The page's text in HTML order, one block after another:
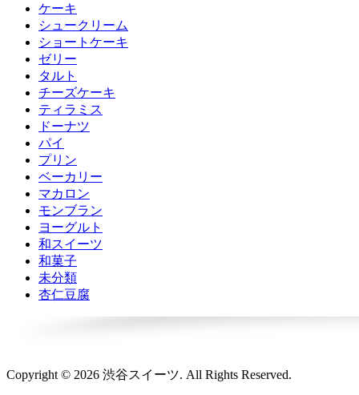
ケーキ
シュークリーム
ショートケーキ
ゼリー
タルト
チーズケーキ
ティラミス
ドーナツ
パイ
プリン
ベーカリー
マカロン
モンブラン
ヨーグルト
和スイーツ
和菓子
未分類
杏仁豆腐
Copyright © 2026 渋谷スイーツ. All Rights Reserved.